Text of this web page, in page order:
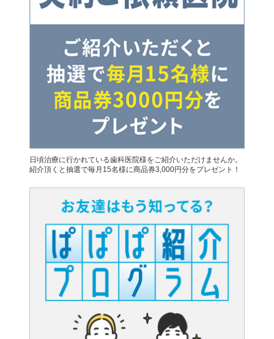
日頃治療に行かれている歯科医院様をご紹介いただけませんか。
紹介頂くと抽選で毎月15名様に商品券3,000円分をプレゼント！